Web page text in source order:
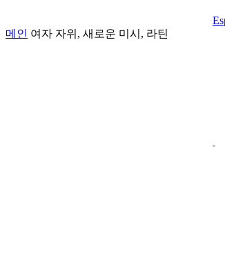
메인 여자 자위, 새로운 미시, 라틴